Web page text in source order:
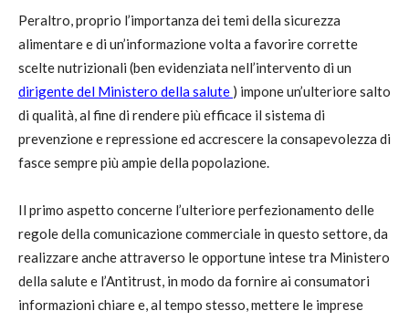
Peraltro, proprio l’importanza dei temi della sicurezza
alimentare e di un’informazione volta a favorire corrette
scelte nutrizionali (ben evidenziata nell’intervento di un
dirigente del Ministero della salute ) impone un’ulteriore salto
di qualità, al fine di rendere più efficace il sistema di
prevenzione e repressione ed accrescere la consapevolezza di
fasce sempre più ampie della popolazione.
Il primo aspetto concerne l’ulteriore perfezionamento delle
regole della comunicazione commerciale in questo settore, da
realizzare anche attraverso le opportune intese tra Ministero
della salute e l’Antitrust, in modo da fornire ai consumatori
informazioni chiare e, al tempo stesso, mettere le imprese